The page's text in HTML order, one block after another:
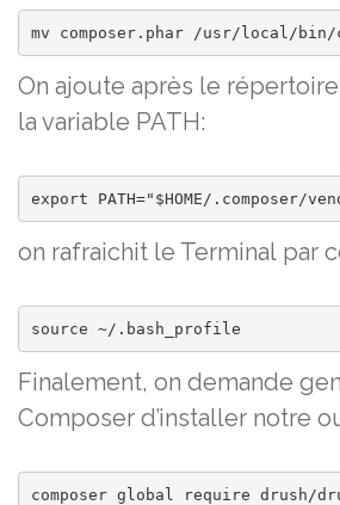
mv composer.phar /usr/local/bin/
On ajoute après le
la variable PATH:
export PATH="$HOME/.composer/
on rafraichit le Terminal par
source ~/.bash_profile
Finalement, on demande
Composer d’installer notre
composer global require drush/